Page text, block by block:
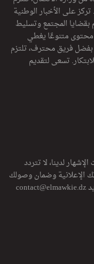
على الأخبار الوطنية
بقضايا المجتمع وتسليط
محتوى متنوعًا يغطي
بفضل فريق محترف، تلتزم
تسعى لتقديم
لدينا، لا تتردد
الإعلانية وضمان وصولك
contact@elmawkie.dz